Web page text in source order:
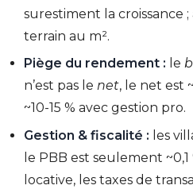
surestiment la croissance
terrain au m².
Piège du rendement : le
n’est pas lenet, le net est
~10-15 % avec gestion pro.
Gestion & fiscalité : les
le PBB est seulement
locative, les taxes de